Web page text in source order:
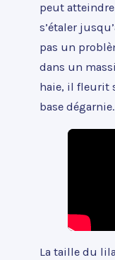
peut atteindre
s’étaler
pas un
dans un
haie, il fleurit
base dégarnie.
La taille du